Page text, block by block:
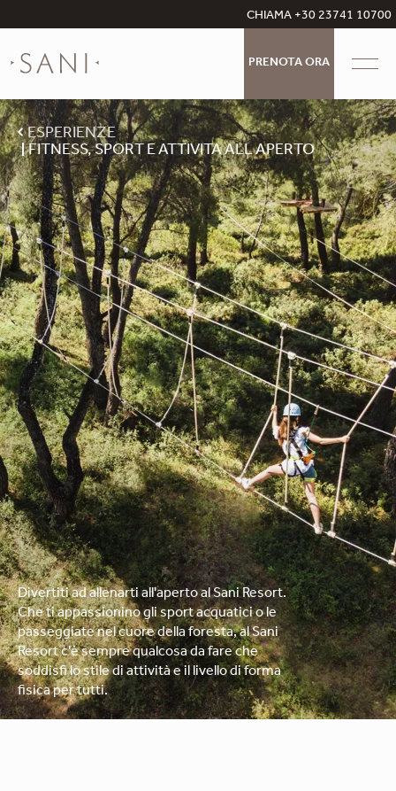
CHIAMA +30 23741 10700
PRENOTA ORA
e attività all'aperto
Divertiti ad allenarti all'aperto al Sani Resort.
Che ti appassionino gli sport acquatici o le
passeggiate nel cuore della foresta, al Sani
Resort c'è sempre qualcosa da fare che
soddisfi lo stile di attività e il livello di forma
fisica per tutti.
ESPERIENZE
FITNESS, SPORT E ATTIVITA ALL APERTO